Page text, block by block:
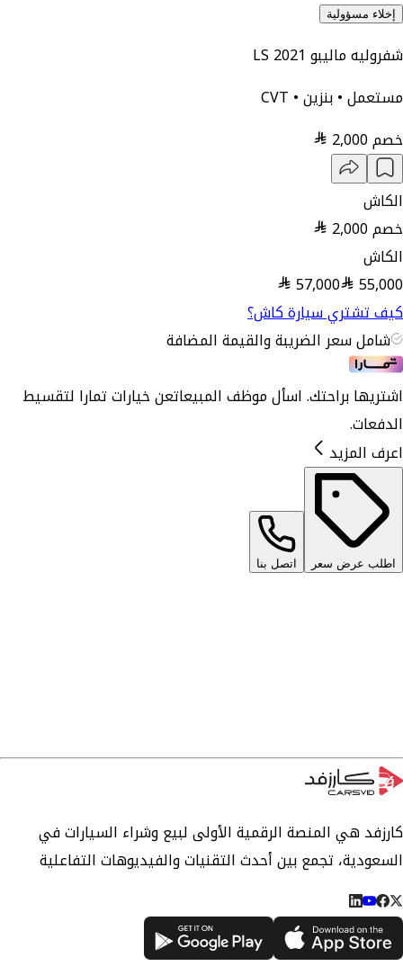
إخلاء مسؤولية
شفروليه ماليبو LS 2021
مستعمل • بنزين • CVT
خصم2,000
الكاش
خصم2,000
الكاش
55,000
57,000
كيف تشتري سيارة كاش؟
شامل سعر الضريبة والقيمة المضافة
اشتريها براحتك. اسأل موظف المبيعاتعن خيارات تمارا لتقسيط
الدفعات.
اعرف المزيد
اطلب عرض سعر اتصل بنا
كارزفد هي المنصة الرقمية الأولى لبيع وشراء السيارات في
السعودية، تجمع بين أحدث التقنيات والفيديوهات التفاعلية